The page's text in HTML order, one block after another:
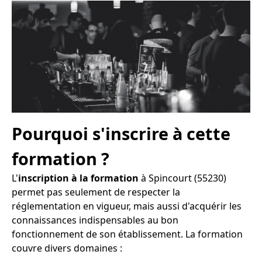
Pourquoi s'inscrire à cette
formation ?
L'inscription à la formation à Spincourt (55230)
permet pas seulement de respecter la
réglementation en vigueur, mais aussi d'acquérir les
connaissances indispensables au bon
fonctionnement de son établissement. La formation
couvre divers domaines :